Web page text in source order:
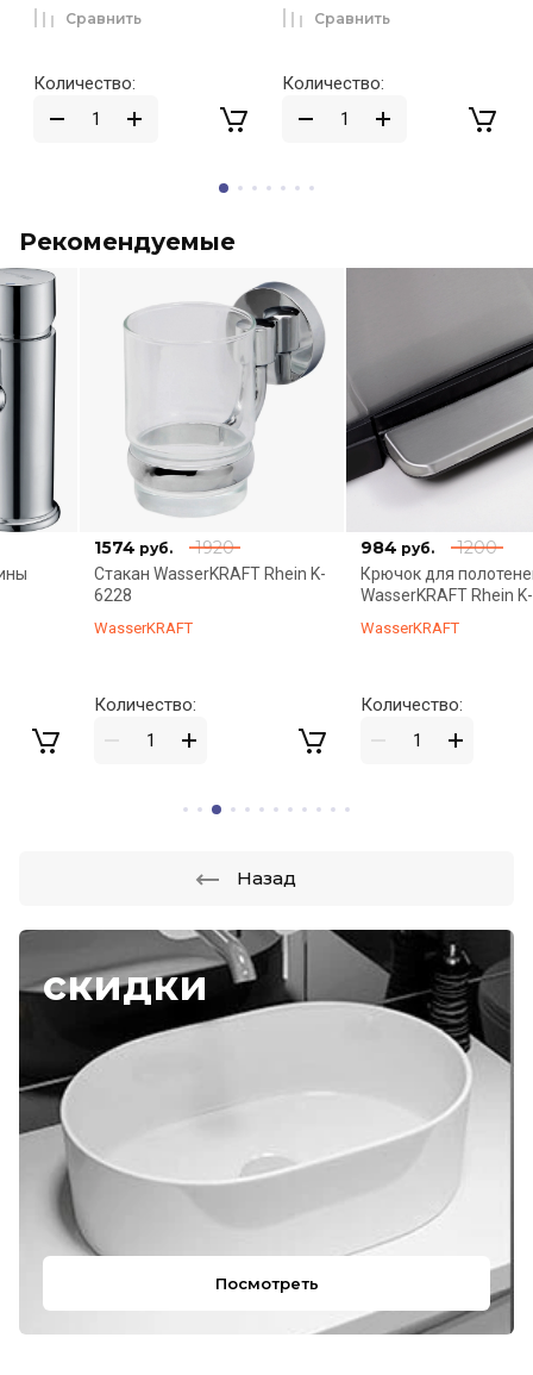
скидки
Посмотреть
Количество:
Сравнить
Количество:
Сравнить
Рекомендуемые
1920
Стакан WasserKRAFT Rhein K-
WasserKRAFT
Количество:
1200
Крючок для полотенец
WasserKRAFT Rhein K-6223
WasserKRAFT
Количество:
Назад